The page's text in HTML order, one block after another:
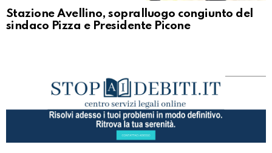
Stazione Avellino, sopralluogo congiunto del
sindaco Pizza e Presidente Picone